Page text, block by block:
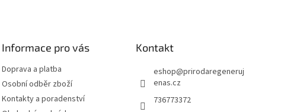
Informace pro vás
Doprava a platba
Osobní odběr zboží
Kontakty a poradenství
Kontakt
eshop@prirodaregeneruj
enas.cz
736773372